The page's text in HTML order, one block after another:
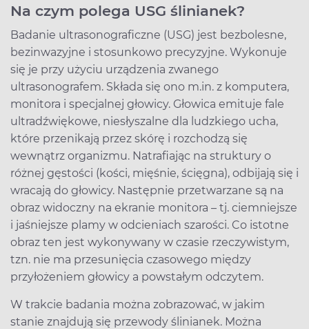
Na czym polega USG ślinianek?
Badanie ultrasonograficzne (USG) jest bezbolesne,
bezinwazyjne i stosunkowo precyzyjne. Wykonuje
się je przy użyciu urządzenia zwanego
ultrasonografem. Składa się ono m.in. z komputera,
monitora i specjalnej głowicy. Głowica emituje fale
ultradźwiękowe, niesłyszalne dla ludzkiego ucha,
które przenikają przez skórę i rozchodzą się
wewnątrz organizmu. Natrafiając na struktury o
różnej gęstości (kości, mięśnie, ścięgna), odbijają się i
wracają do głowicy. Następnie przetwarzane są na
obraz widoczny na ekranie monitora – tj. ciemniejsze
i jaśniejsze plamy w odcieniach szarości. Co istotne
obraz ten jest wykonywany w czasie rzeczywistym,
tzn. nie ma przesunięcia czasowego między
przyłożeniem głowicy a powstałym odczytem.
W trakcie badania można zobrazować, w jakim
stanie znajdują się przewody ślinianek. Można